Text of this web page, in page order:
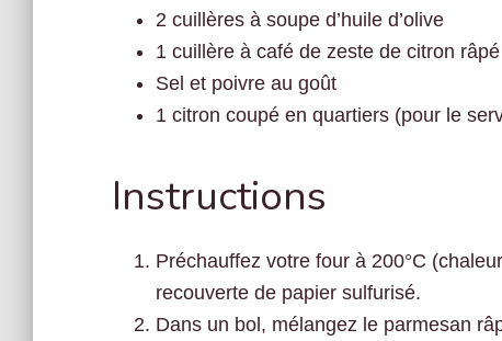
2 cuillères à soupe d’huile d’olive
1 cuillère à café de zeste de citron râpé
Sel et poivre au goût
1 citron coupé en quartiers (pour le
Instructions
Préchauffez votre four à 200°C
recouverte de papier sulfurisé.
Dans un bol, mélangez le parmesan